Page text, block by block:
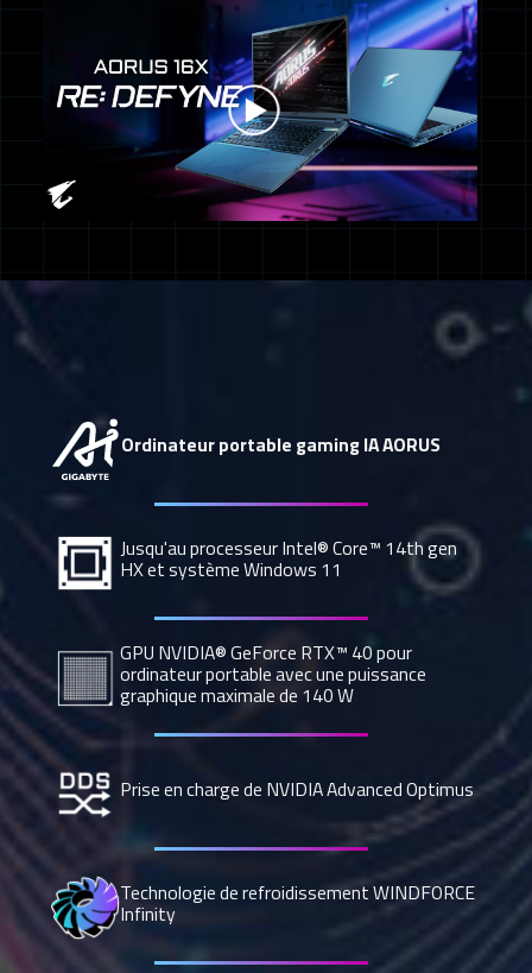
Ordinateur portable gaming IA AORUS
Jusqu'au processeur Intel® Core™ 14th gen
HX et système Windows 11
GPU NVIDIA® GeForce RTX™ 40 pour
ordinateur portable avec une puissance
graphique maximale de 140 W
Prise en charge de NVIDIA Advanced Optimus
Technologie de refroidissement WINDFORCE
Infinity